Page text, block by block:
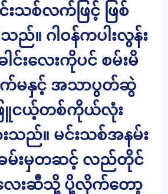
သစ်လက်ဖြင့် ဖြစ်
ည်။ ဂါဝန်ကပါးလွန်း
င်းလေးကိုပင် စမ်းမိ
မနှင့် အသာပွတ်ဆွဲ
ငယ့်တစ်ကိုယ်လုံး
ည်။ မင်းသစ်အနမ်း
းမှတဆင့် လည်တိုင်
လေးဆီသို့ ပို့လိုက်တော့